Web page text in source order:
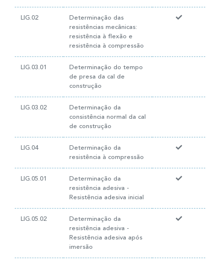
LIG.02
Determinação das
resistências mecânicas:
resistência à flexão e
resistência à compressão
LIG.03.01
Determinação do tempo
de presa da cal de
construção
LIG.03.02
Determinação da
consistência normal da cal
de construção
LIG.04
Determinação da
resistência à compressão
LIG.05.01
Determinação da
resistência adesiva -
Resistência adesiva inicial
LIG.05.02
Determinação da
resistência adesiva -
Resistência adesiva após
imersão